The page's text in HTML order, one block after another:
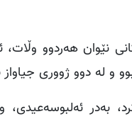
نێوان هەردوو وڵات،
و لە دوو ژووری جیاواز
بەدر